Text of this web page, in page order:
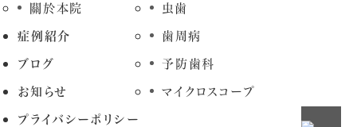
關於本院
症例紹介
ブログ
お知らせ
プライバシーポリシー
虫歯
歯周病
予防歯科
マイクロスコープ